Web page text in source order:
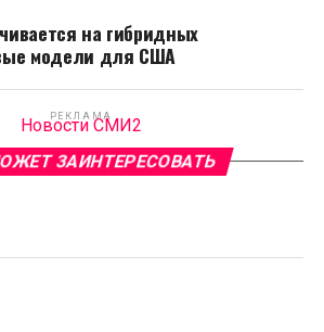
на гибридных
модели для США
РЕКЛАМА
Новости СМИ2
ЗАИНТЕРЕСОВАТЬ